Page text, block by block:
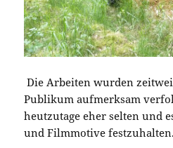
Die Arbeiten wurden
Publikum aufmerksam
heutzutage eher selten und
und Filmmotive festzuhalten.